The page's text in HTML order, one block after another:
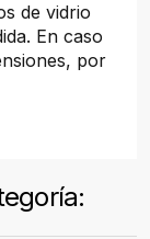
de vidrio
En caso
por